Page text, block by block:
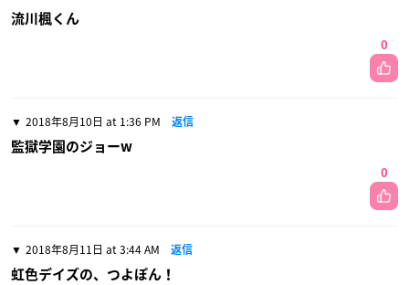
流川楓くん
0
2018年8月10日 at 1:36 PM 返信
監獄学園のジョーw
0
2018年8月11日 at 3:44 AM 返信
虹色デイズの、つよぽん！